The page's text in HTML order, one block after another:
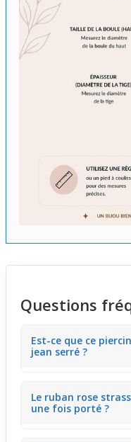
Questions
Est-ce que ce
jean serré ?
légèrement saillant
Il est conseillé
Le ruban rose
une fois porté ?